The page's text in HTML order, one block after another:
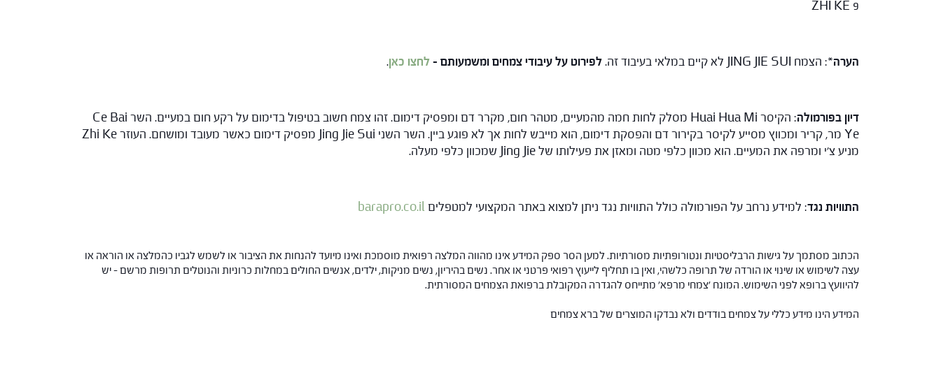
ZHI KE 9
הערה*: הצמח JING JIE SUI לא קיים במלאי בעיבוד זה. לפירוט על עיבודי צמחים ומשמעותם –לחצו כאן.
דיון בפורמולה
: הקיסר Huai Hua Mi מסלק לחות חמה מהמעיים, מטהר חום, מקרר דם ומפסיק דימום. זהו צמח חשוב בטיפול בדימום על רקע חום במעיים. השר Ce Bai
Ye מר, קריר ומכווץ מסייע לקיסר בקירור דם והפסקת דימום, הוא מייבש לחות אך לא פוגע ביין. השר השני Jing Jie Sui מפסיק דימום כאשר מעובד ומושחם. העוזר Zhi Ke
מניע צ'י ומרפה את המעיים. הוא מכוון כלפי מטה ומאזן את פעילותו של Jing Jie שמכוון כלפי מעלה.
התוויות נגד: למידע נרחב על הפורמולה כולל התוויות נגד ניתן למצוא באתר המקצועי למטפליםbarapro.co.il
הכתוב מסתמך על גישות הרבליסטיות ונטורופתיות מסורתיות. למען הסר ספק המידע אינו מהווה המלצה רפואית מוסמכת ואינו מיועד להנחות את הציבור או לשמש לגביו כהמלצה או הוראה או
עצה לשימוש או שינוי או הורדה של תרופה כלשהי, ואין בו תחליף לייעוץ רפואי פרטני או אחר. נשים בהיריון, נשים מניקות, ילדים, אנשים החולים במחלות כרוניות והנוטלים תרופות מרשם – יש
להיוועץ ברופא לפני השימוש. המונח 'צמחי מרפא' מתייחס להגדרה המקובלת ברפואת הצמחים המסורתית.
המידע הינו מידע כללי על צמחים בודדים ולא נבדקו המוצרים של ברא צמחים